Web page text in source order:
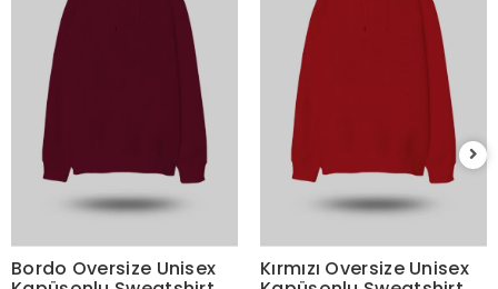
Bordo Oversize Unisex Kırmızı Oversize Unisex